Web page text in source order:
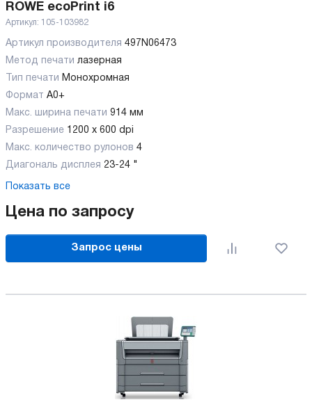
ROWE ecoPrint i6
Артикул: 105-103982
Артикул производителя 497N06473
Метод печати лазерная
Тип печати Монохромная
Формат A0+
Макс. ширина печати 914 мм
Разрешение 1200 х 600 dpi
Макс. количество рулонов 4
Диагональ дисплея 23-24 "
Показать все
Цена по запросу
Запрос цены